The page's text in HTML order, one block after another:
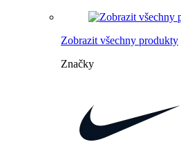
Zobrazit všechny produkty
Značky